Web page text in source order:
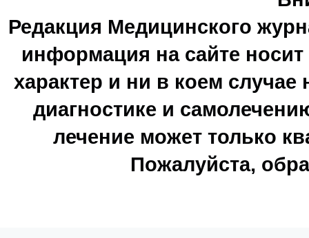
Редакция Медицинского
информация на сайте
характер и ни в коем
диагностике и
лечение может только
Пожалуйста,